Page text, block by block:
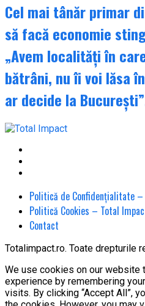
Cel mai tânăr primar
să facă economie
„Avem localități în
bătrâni, nu îi voi lăsa
ar decide la
Politică de Confidențialitate
Politică Cookies – Total
Contact
Totalimpact.ro. Toate drepturile
We use cookies on our website
experience by remembering
visits. By clicking “Accept All”,